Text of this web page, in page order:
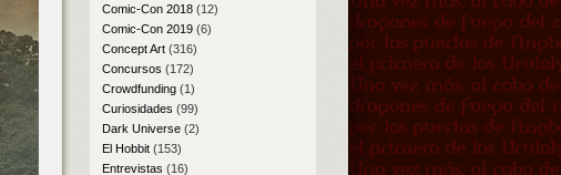
Comic-Con 2018(12)
Comic-Con 2019(6)
Concept Art(316)
Concursos (172)
Crowdfunding(1)
Curiosidades (99)
Dark Universe(2)
El Hobbit(153)
Entrevistas (16)